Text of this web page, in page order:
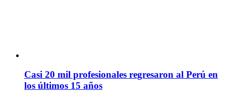
Casi 20 mil profesionales regresaron al Perú en
los últimos 15 años